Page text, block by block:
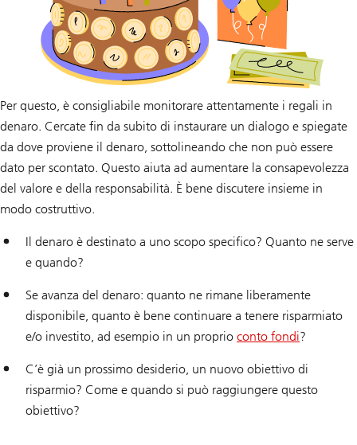
Per questo, è consigliabile monitorare attentamente i regali in
denaro. Cercate fin da subito di instaurare un dialogo e spiegate
da dove proviene il denaro, sottolineando che non può essere
dato per scontato. Questo aiuta ad aumentare la consapevolezza
del valore e della responsabilità. È bene discutere insieme in
modo costruttivo.
Il denaro è destinato a uno scopo specifico? Quanto ne serve
e quando?
Se avanza del denaro: quanto ne rimane liberamente
disponibile, quanto è bene continuare a tenere risparmiato
e/o investito, ad esempio in un proprio conto fondi?
C’è già un prossimo desiderio, un nuovo obiettivo di
risparmio? Come e quando si può raggiungere questo
obiettivo?